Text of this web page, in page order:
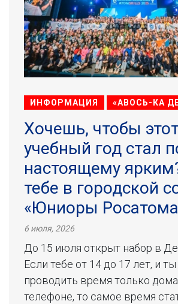
ИНФОРМАЦИЯ «АВОСЬ-КА
Хочешь, чтобы
учебный год стал
настоящему
тебе в городской
«Юниоры
6 июля, 2026
До 15 июля открыт набор в
Если тебе от 14 до 17 лет, и
проводить время только
телефоне, то самое время